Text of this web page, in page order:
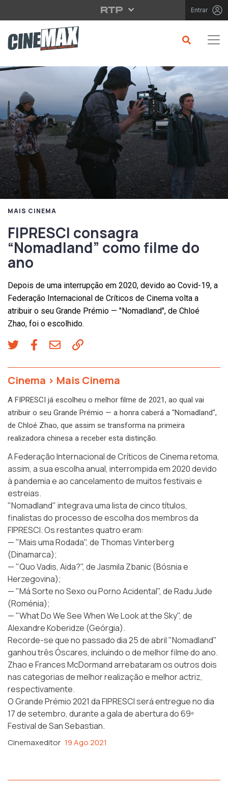
Saltar para o conteúdo principal Entrar
MAIS CINEMA
FIPRESCI consagra
“Nomadland” como filme do
ano
Depois de uma interrupção em 2020, devido ao Covid-19, a
Federação Internacional de Críticos de Cinema volta a
atribuir o seu Grande Prémio — "Nomadland", de Chloé
Zhao, foi o escolhido.
Cinema > Mais Cinema
A FIPRESCI já escolheu o melhor filme de 2021, ao qual vai
atribuir o seu Grande Prémio — a honra caberá a "Nomadland",
de Chloé Zhao, que assim se transforma na primeira
realizadora chinesa a receber esta distinção.
A Federação Internacional de Críticos de Cinema retoma,
assim, a sua escolha anual, interrompida em 2020 devido
à pandemia e ao cancelamento de muitos festivais e
estreias.
"Nomadland" integrava uma lista de cinco títulos,
finalistas do processo de escolha dos membros da
FIPRESCI. Os restantes quatro eram:
— "Mais uma Rodada", de Thomas Vinterberg
(Dinamarca);
— "Quo Vadis, Aida?", de Jasmila Zbanic (Bósnia e
Herzegovina);
— "Má Sorte no Sexo ou Porno Acidental", de Radu Jude
(Roménia);
— "What Do We See When We Look at the Sky", de
Alexandre Koberidze (Geórgia).
Recorde-se que no passado dia 25 de abril "Nomadland"
ganhou três Óscares, incluindo o de melhor filme do ano.
Zhao e Frances McDormand arrebataram os outros dois
nas categorias de melhor realização e melhor actriz,
respectivamente.
OGrande Prémio 2021 da FIPRESCI será entregue no dia
17 de setembro, durante a gala de abertura do 69º
Festival de San Sebastian.
Cinemaxeditor 19 Ago 2021